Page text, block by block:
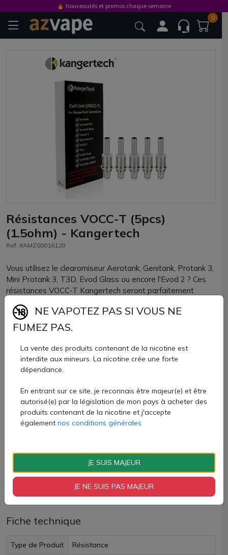
0
Résistances VOCC-T (5pcs)
(1.5ohm) - Kangertech
Ref: #AMZ00016120
Vous utilisez le clearomiseur Aerotank, Genitank, Protank 3,
Mini Protank 3, T3D, Evod Glass ou encore l'Evod 2 ? Ces
résistances VOCC-T Kangertech seront parfaitement
Plusieurs valeurs en 1.5 ohm et 1.8 ohm sont disponibles
Résistances officielles VOCC-T Kanger proposées par
AZVape par lots de 5 unités.
11,50 €
Quantité
Paiement 100% sécurisé
Livraison rapide
Fiche technique
Type de Produit Résistance
🔥 Nouveautés et promos chaque semaine
NE VAPOTEZ PAS SI VOUS NE
FUMEZ PAS.
La vente des produits contenant de la nicotine est
interdite aux mineurs. La nicotine crée une forte
dépendance.
En entrant sur ce site, je reconnais être majeur(e) et être
autorisé(e) par la législation de mon pays à acheter des
produits contenant de la nicotine et j'accepte
également nos conditions générales
JE SUIS MAJEUR
JE NE SUIS PAS MAJEUR